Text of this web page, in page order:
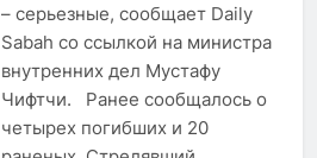
– серьезные, сообщает Daily
Sabah со ссылкой на министра
внутренних дел Мустафу
Чифтчи. Ранее сообщалось о
четырех погибших и 20